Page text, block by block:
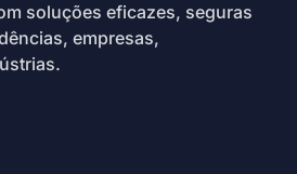
soluções eficazes, seguras
empresas,